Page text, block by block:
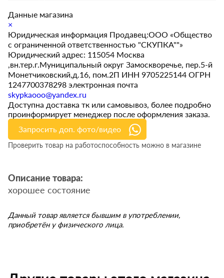
Данные магазина
×
Юридическая информация Продавец:ООО «Общество
с ограниченной ответственностью "СКУПКА""»
Юридический адрес: 115054 Москва
,вн.тер.г.Муниципальный округ Замоскворечье, пер.5-й
Монетчиковский,д.16, пом.2П ИНН 9705225144 ОГРН
1247700378298 электронная почта
skypkaooo@yandex.ru
Доступна доставка тк или самовывоз, более подробно
проинформирует менеджер после оформления заказа.
Запросить доп. фото/видео
Проверить товар на работоспособность можно в магазине
Описание товара:
хорошее состояние
Данный товар является бывшим в употреблении,
приобретён у физического лица.